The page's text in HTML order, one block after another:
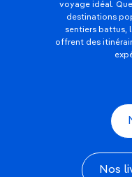
voyage idéal.
destinations
sentiers battus,
offrent des
Nos